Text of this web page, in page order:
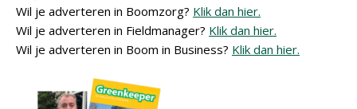
Wil je adverteren in Boomzorg? Klik dan hier.
Wil je adverteren in Fieldmanager? Klik dan hier.
Wil je adverteren in Boom in Business? Klik dan hier.